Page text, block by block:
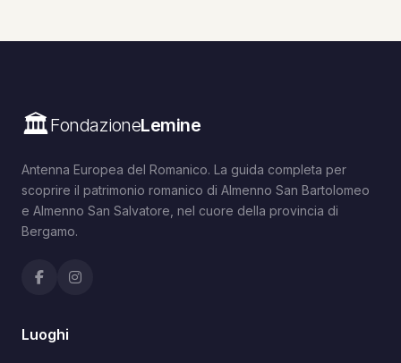
🏛️FondazioneLemine
Antenna Europea del Romanico. La guida completa per
scoprire il patrimonio romanico di Almenno San Bartolomeo
e Almenno San Salvatore, nel cuore della provincia di
Bergamo.
Luoghi